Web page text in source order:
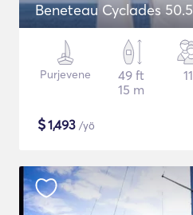
Beneteau Cyclades 50.5
Purjevene
49 ft
15 m
11
$1,493 /yö